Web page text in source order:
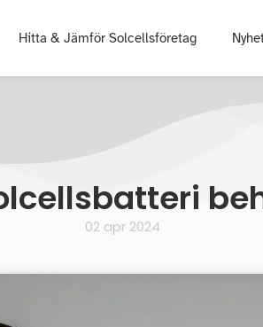
Hitta & Jämför Solcellsföretag
02 apr 2024